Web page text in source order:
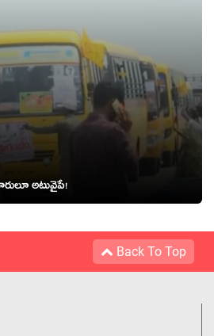
అటువైపే!
Back To Top